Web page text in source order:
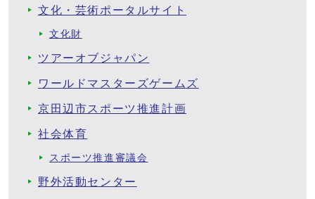
文化・芸術ポータルサイト
文化財
ツアーオブジャパン
ワールドマスターズゲームズ
京田辺市スポーツ推進計画
社会体育
スポーツ推進審議会
野外活動センター